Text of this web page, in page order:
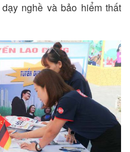
nghề và bảo hiểm thất